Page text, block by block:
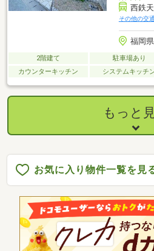
西鉄
その他の交通
福岡
2階建て 駐車場あり
カウンターキッチン
システムキッチ
もっと
お気に入り物件一覧を見